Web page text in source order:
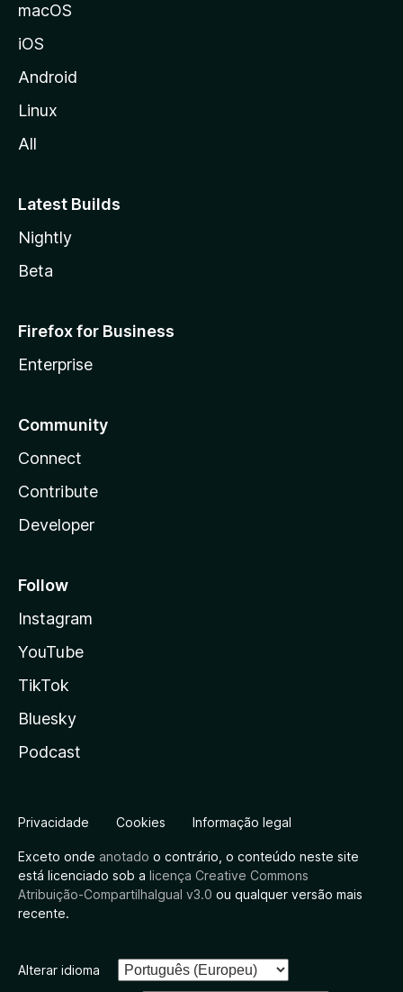
z
i
a
macOS
iOS
Android
Linux
All
Latest Builds
Nightly
Beta
Firefox for Business
Enterprise
Community
Connect
Contribute
Developer
Follow
Instagram
YouTube
TikTok
Bluesky
Podcast
Privacidade Cookies Informação legal
Exceto onde anotado o contrário, o conteúdo neste site
está licenciado sob a licença Creative Commons
Atribuição-CompartilhaIgual v3.0 ou qualquer versão mais
recente.
Alterar idioma